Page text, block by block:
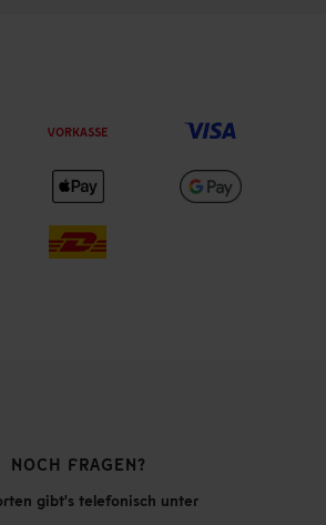
VORKASSE
NOCH FRAGEN?
gibt's telefonisch unter